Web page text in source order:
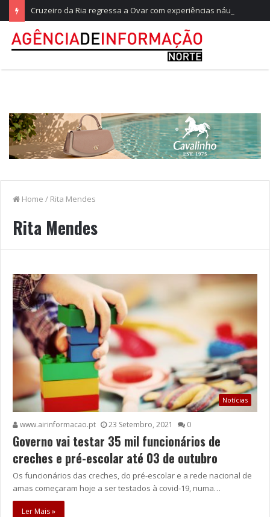
Home / Rita Mendes
Rita Mendes
Notícias
www.airinformacao.pt 23 Setembro, 2021 0
Governo vai testar 35 mil funcionários de
creches e pré-escolar até 03 de outubro
Os funcionários das creches, do pré-escolar e a rede nacional de
amas começaram hoje a ser testados à covid-19, numa…
Ler Mais »